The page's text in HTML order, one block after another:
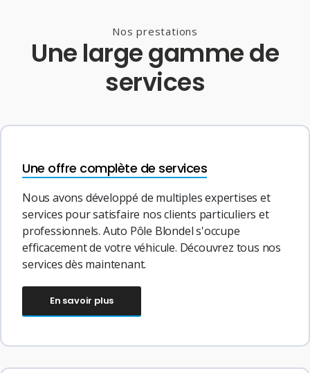
Nos prestations
Une large gamme de
services
Une offre complète de services
Nous avons développé de multiples expertises et
services pour satisfaire nos clients particuliers et
professionnels. Auto Pôle Blondel s'occupe
efficacement de votre véhicule. Découvrez tous nos
services dès maintenant.
En savoir plus